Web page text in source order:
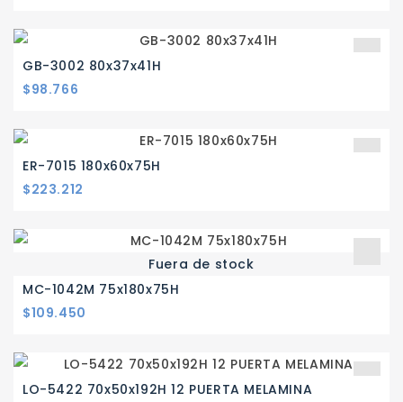
GB-3002 80x37x41H
Precio
$98.766
ER-7015 180x60x75H
Precio
$223.212
Fuera de stock
MC-1042M 75x180x75H
Precio
$109.450
LO-5422 70x50x192H 12 PUERTA MELAMINA